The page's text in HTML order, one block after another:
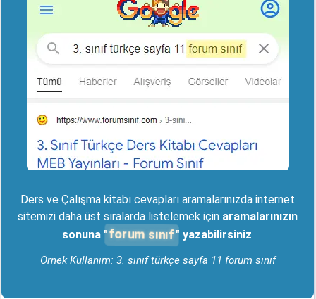
Ders ve Çalışma kitabı cevapları aramalarınızda internet
sitemizi daha üst sıralarda listelemek için aramalarınızın
sonuna " forum sınıf " yazabilirsiniz.
Örnek Kullanım: 3. sınıf türkçe sayfa 11 forum sınıf